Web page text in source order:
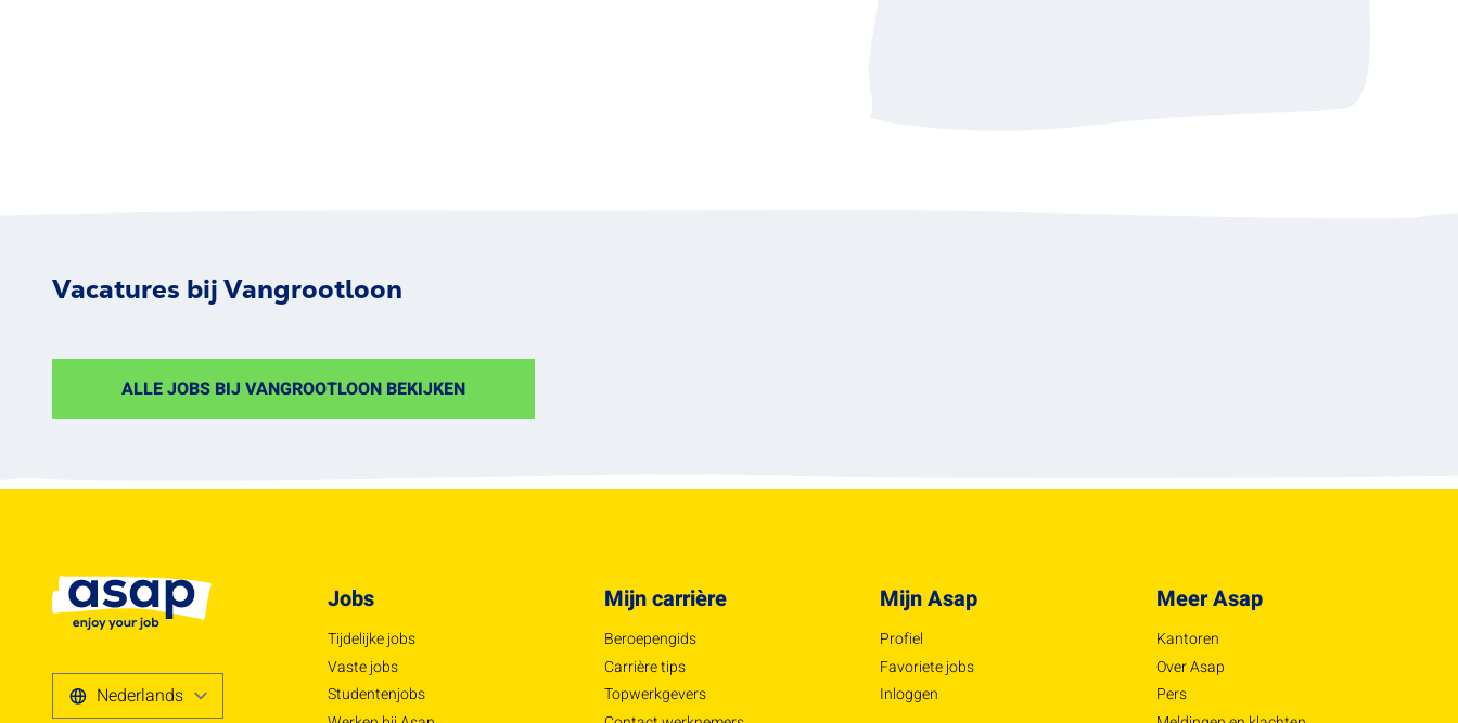
Vacatures bij Vangrootloon
ALLE JOBS BIJ VANGROOTLOON BEKIJKEN
Jobs
Tijdelijke jobs
Vaste jobs
Studentenjobs
Mijn carrière
Beroepengids
Carrière tips
Topwerkgevers
Mijn Asap
Profiel
Favoriete jobs
Inloggen
Meer Asap
Kantoren
Over Asap
Pers